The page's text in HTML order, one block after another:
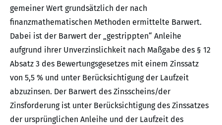
gemeiner Wert grundsätzlich der nach
finanzmathematischen Methoden ermittelte Barwert.
Dabei ist der Barwert der „gestrippten“ Anleihe
aufgrund ihrer Unverzinslichkeit nach Maßgabe des § 12
Absatz 3 des Bewertungsgesetzes mit einem Zinssatz
von 5,5 % und unter Berücksichtigung der Laufzeit
abzuzinsen. Der Barwert des Zinsscheins/der
Zinsforderung ist unter Berücksichtigung des Zinssatzes
der ursprünglichen Anleihe und der Laufzeit des